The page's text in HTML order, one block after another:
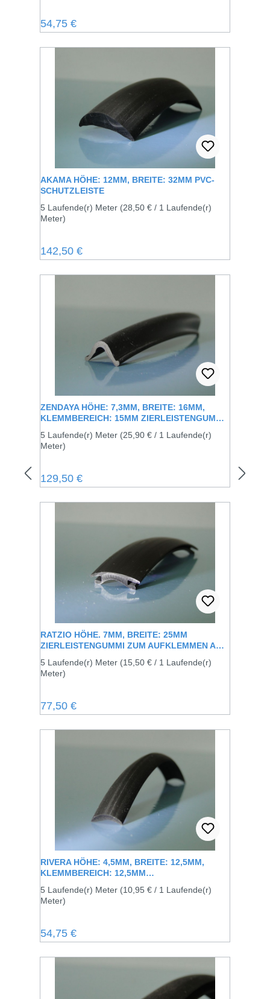
Regulärer Preis:
54,75 €
AKAMA HÖHE: 12MM, BREITE: 32MM PVC-
SCHUTZLEISTE
5 Laufende(r) Meter (28,50 € / 1 Laufende(r)
Meter)
Regulärer Preis:
142,50 €
ZENDAYA HÖHE: 7,3MM, BREITE: 16MM,
KLEMMBEREICH: 15MM ZIERLEISTENGUMMI
METALLSCHIENE
5 Laufende(r) Meter (25,90 € / 1 Laufende(r)
Meter)
Regulärer Preis:
129,50 €
RATZIO HÖHE. 7MM, BREITE: 25MM
ZIERLEISTENGUMMI ZUM AUFKLEMMEN AUF
5 Laufende(r) Meter (15,50 € / 1 Laufende(r)
Meter)
Regulärer Preis:
77,50 €
RIVERA HÖHE: 4,5MM, BREITE: 12,5MM,
KLEMMBEREICH: 12,5MM
DIE VORHANDENE METALLSCHIENE
5 Laufende(r) Meter (10,95 € / 1 Laufende(r)
Meter)
Regulärer Preis:
54,75 €